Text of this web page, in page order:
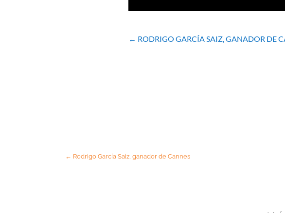
← RODRIGO GARCÍA SAIZ, GANADOR DE
← Rodrigo García Saiz, ganador de Cannes